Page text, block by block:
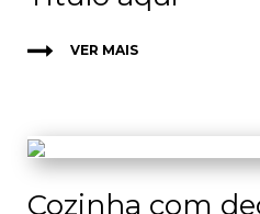
VER MAIS
Cozinha com